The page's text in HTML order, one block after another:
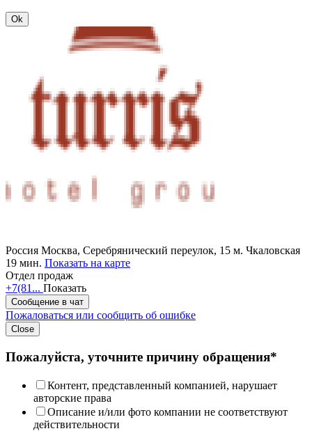
Ok
Россия Москва, Серебрянический переулок, 15 м. Чкаловская
19 мин. Показать на карте
Отдел продаж
+7(81... Показать
Сообщение в чат
Пожаловаться или сообщить об ошибке
Close
Пожалуйста, уточните причину обращения*
Контент, представленный компанией, нарушает
авторские права
Описание и/или фото компании не соответствуют
действительности